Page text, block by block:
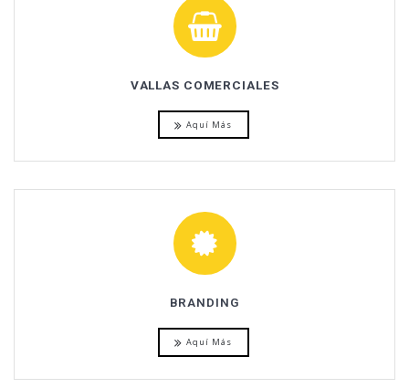
VALLAS COMERCIALES
Aquí Más
BRANDING
Aquí Más